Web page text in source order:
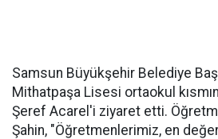
Samsun Büyükşehir Belediye
Mithatpaşa Lisesi ortaokul
Şeref Acarel'i ziyaret etti.
Şahin, "Öğretmenlerimiz, en